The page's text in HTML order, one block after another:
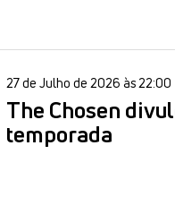
27 de Julho de 2026 às 22:00
The Chosen
temporada